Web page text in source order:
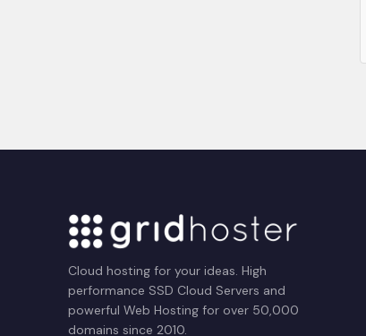
Cloud hosting for your ideas. High
performance SSD Cloud Servers and
powerful Web Hosting for over 50,000
domains since 2010.